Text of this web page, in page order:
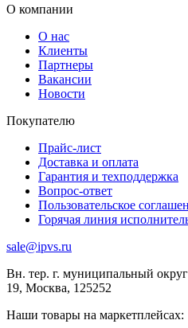
О компании
О нас
Клиенты
Партнеры
Вакансии
Новости
Покупателю
Прайс-лист
Доставка и оплата
Гарантия и техподдержка
Вопрос-ответ
Пользовательское
Горячая линия
sale@ipvs.ru
Вн. тер. г. муниципальный
19, Москва, 125252
Наши товары на маркетплейсах: